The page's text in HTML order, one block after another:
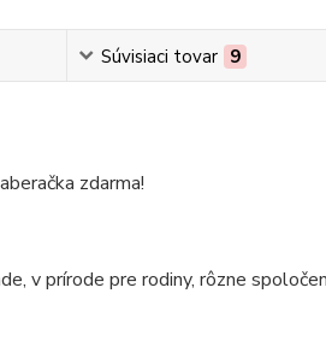
Súvisiaci tovar 9
zdarma!
v prírode pre rodiny, rôzne